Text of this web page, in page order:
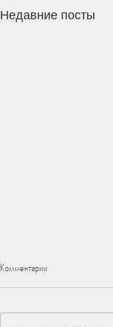
Недавние посты
Комментарии